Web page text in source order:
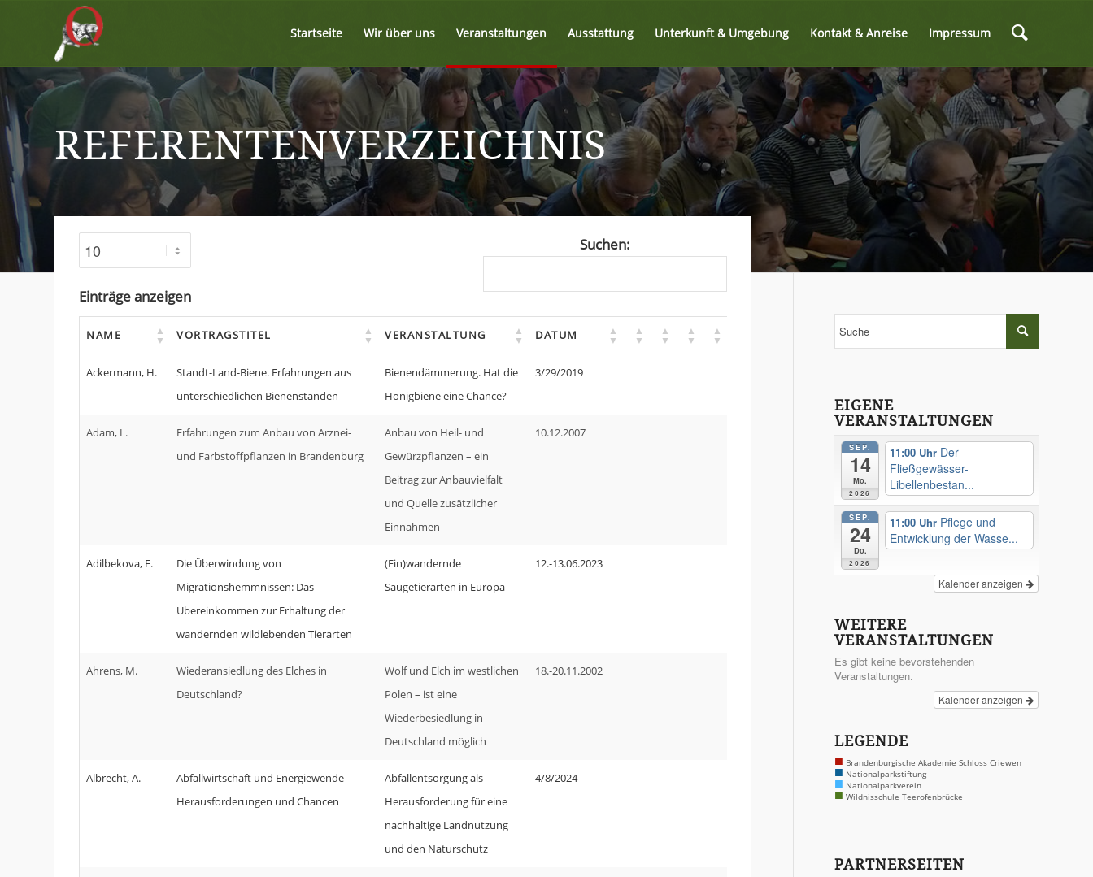
Startseite Wir über uns Veranstaltungen Ausstattung Unterkunft & Umgebung Kontakt & Anreise Impressum
REFERENTENVERZEICHNIS
Einträge anzeigen
Suchen:
NAME VORTRAGSTITEL VERANSTALTUNG DATUM
Ackermann, H.
Standt-Land-Biene. Erfahrungen aus
unterschiedlichen Bienenständen
Bienendämmerung. Hat die
Honigbiene eine Chance?
3/29/2019
Adam, L.
Erfahrungen zum Anbau von Arznei-
und Farbstoffpflanzen in Brandenburg
Anbau von Heil- und
Gewürzpflanzen – ein
Beitrag zur Anbauvielfalt
und Quelle zusätzlicher
Einnahmen
10.12.2007
Adilbekova, F.
Die Überwindung von
Migrationshemmnissen: Das
Übereinkommen zur Erhaltung der
wandernden wildlebenden Tierarten
(Ein)wandernde
Säugetierarten in Europa
12.-13.06.2023
Ahrens, M.
Wiederansiedlung des Elches in
Deutschland?
Wolf und Elch im westlichen
Polen – ist eine
Wiederbesiedlung in
Deutschland möglich
18.-20.11.2002
Albrecht, A.
Abfallwirtschaft und Energiewende -
Herausforderungen und Chancen
Abfallentsorgung als
Herausforderung für eine
nachhaltige Landnutzung
und den Naturschutz
4/8/2024
EIGENE
VERANSTALTUNGEN
SEP.
14
Mo.
2026
11:00
Der
Fließgewässer-
Libellenbestan...
SEP.
24
Do.
2026
11:00
Pflege und
Entwicklung der Wasse...
Kalender anzeigen
WEITERE
VERANSTALTUNGEN
Es gibt keine bevorstehenden
Veranstaltungen.
Kalender anzeigen
LEGENDE
■ Brandenburgische Akademie Schloss Criewen
■ Nationalparkstiftung
■ Nationalparkverein
■ Wildnisschule Teerofenbrücke
PARTNERSEITEN